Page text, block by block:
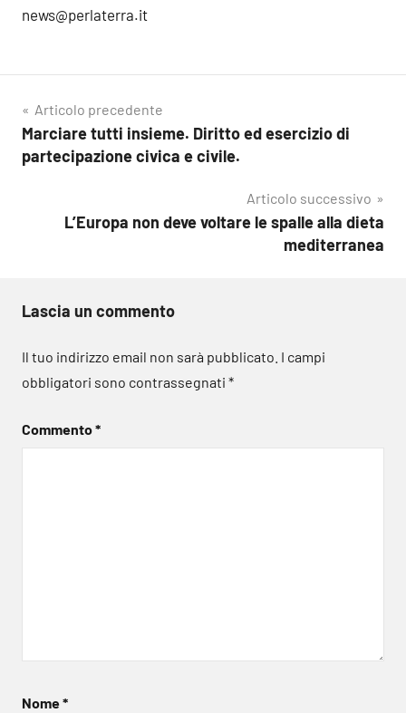
news@perlaterra.it
Navigazione
articoli
Articolo precedente
Marciare tutti insieme. Diritto ed esercizio di
partecipazione civica e civile.
Articolo successivo
L’Europa non deve voltare le spalle alla dieta
mediterranea
Lascia un commento
Il tuo indirizzo email non sarà pubblicato. I campi
obbligatori sono contrassegnati *
Commento*
Nome*